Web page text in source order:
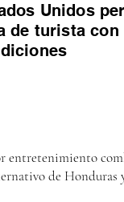
Unidos
de turista con
entretenimiento
de Honduras